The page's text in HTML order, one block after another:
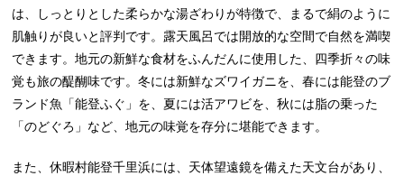
は、しっとりとした柔らかな湯ざわりが特徴で、まるで絹のように
肌触りが良いと評判です。露天風呂では開放的な空間で自然を満喫
できます。地元の新鮮な食材をふんだんに使用した、四季折々の味
覚も旅の醍醐味です。冬には新鮮なズワイガニを、春には能登のブ
ランド魚「能登ふぐ」を、夏には活アワビを、秋には脂の乗った
「のどぐろ」など、地元の味覚を存分に堪能できます。
また、休暇村能登千里浜には、天体望遠鏡を備えた天文台があり、